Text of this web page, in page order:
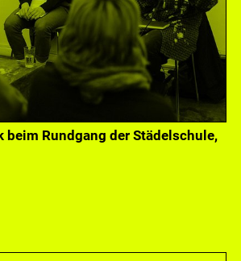
beim Rundgang der Städelschule,